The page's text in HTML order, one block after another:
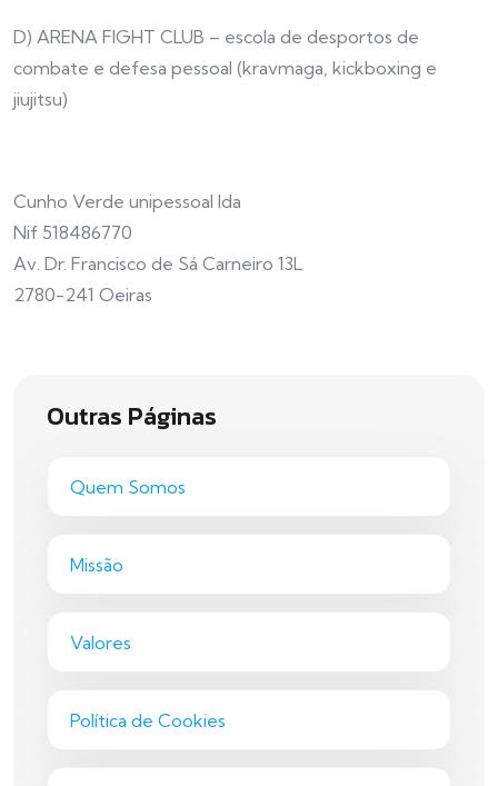
D) ARENA FIGHT CLUB – escola de desportos de
combate e defesa pessoal (kravmaga, kickboxing e
jiujitsu)
Cunho Verde unipessoal lda
Nif 518486770
Av. Dr. Francisco de Sá Carneiro 13L
2780-241 Oeiras
Outras Páginas
Quem Somos
Missão
Valores
Política de Cookies